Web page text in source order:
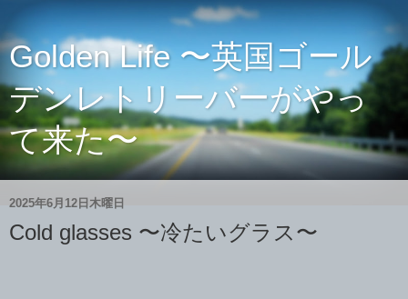
Golden Life 〜英国ゴール
デンレトリーバーがやっ
て来た〜
2025年6月12日木曜日
Cold glasses 〜冷たいグラス〜